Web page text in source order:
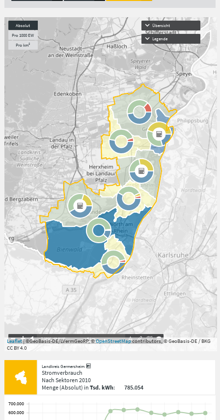
Absolut
Pro 1000 EW
Pro km²
Übersicht
Legende
7.059°,49.813° 5km
Leaflet| ©GeoBasis-DE/LVermGeoRP, ©OpenStreetMapcontributors, © GeoBasis-DE / BKG
CC BY 4.0
Landkreis Germersheim
Stromverbrauch
Nach Sektoren 2010
Menge(Absolut) in Tsd. kWh: 785.054